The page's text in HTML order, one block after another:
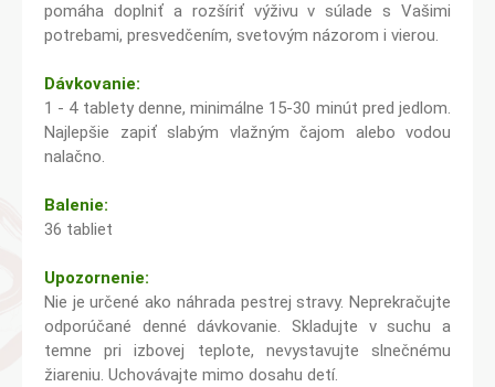
pomáha doplniť a rozšíriť výživu v súlade s Vašimi
potrebami, presvedčením, svetovým názorom i vierou.
Dávkovanie:
1 - 4 tablety denne, minimálne 15-30 minút pred jedlom.
Najlepšie zapiť slabým vlažným čajom alebo vodou
nalačno.
Balenie:
36 tabliet
Upozornenie:
Nie je určené ako náhrada pestrej stravy. Neprekračujte
odporúčané denné dávkovanie. Skladujte v suchu a
temne pri izbovej teplote, nevystavujte slnečnému
žiareniu. Uchovávajte mimo dosahu detí.